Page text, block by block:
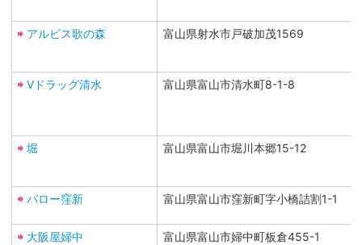
アルビス歌の森 富山県射水市戸破加茂1569
Vドラッグ清水 富山県富山市清水町8-1-8
堀 富山県富山市堀川本郷15-12
バロー窪新 富山県富山市窪新町字小橋詰割1-1
大阪屋婦中 富山県富山市婦中町板倉455-1